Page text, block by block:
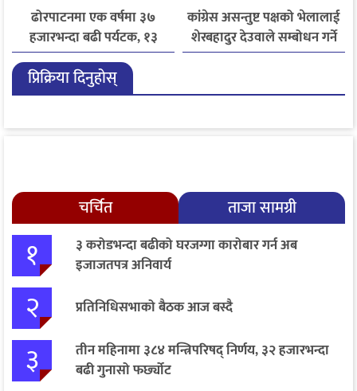
ढोरपाटनमा एक वर्षमा ३७
हजारभन्दा बढी पर्यटक, १३
हजारले बढ्यो आगमन
कांग्रेस असन्तुष्ट पक्षको भेलालाई
शेरबहादुर देउवाले सम्बोधन गर्ने
प्रिक्रिया दिनुहोस्
चर्चित ताजा सामग्री
१
३ करोडभन्दा बढीको घरजग्गा कारोबार गर्न अब
इजाजतपत्र अनिवार्य
२ प्रतिनिधिसभाको बैठक आज बस्दै
३
तीन महिनामा ३८४ मन्त्रिपरिषद् निर्णय, ३२ हजारभन्दा
बढी गुनासो फर्छ्योट